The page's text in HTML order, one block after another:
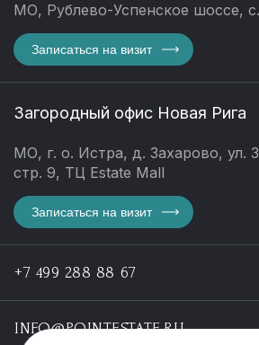
МО, Рублево-Успенское шоссе,
Записаться на визит
Загородный офис Новая Рига
МО, г. о. Истра, д. Захарово, ул.
стр. 9, ТЦ Estate Mall
Записаться на визит
+7 499 288 88 67
INFO@POINTESTATE.RU